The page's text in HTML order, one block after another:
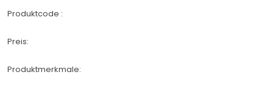
Produktcode :
Preis:
Produktmerkmale: